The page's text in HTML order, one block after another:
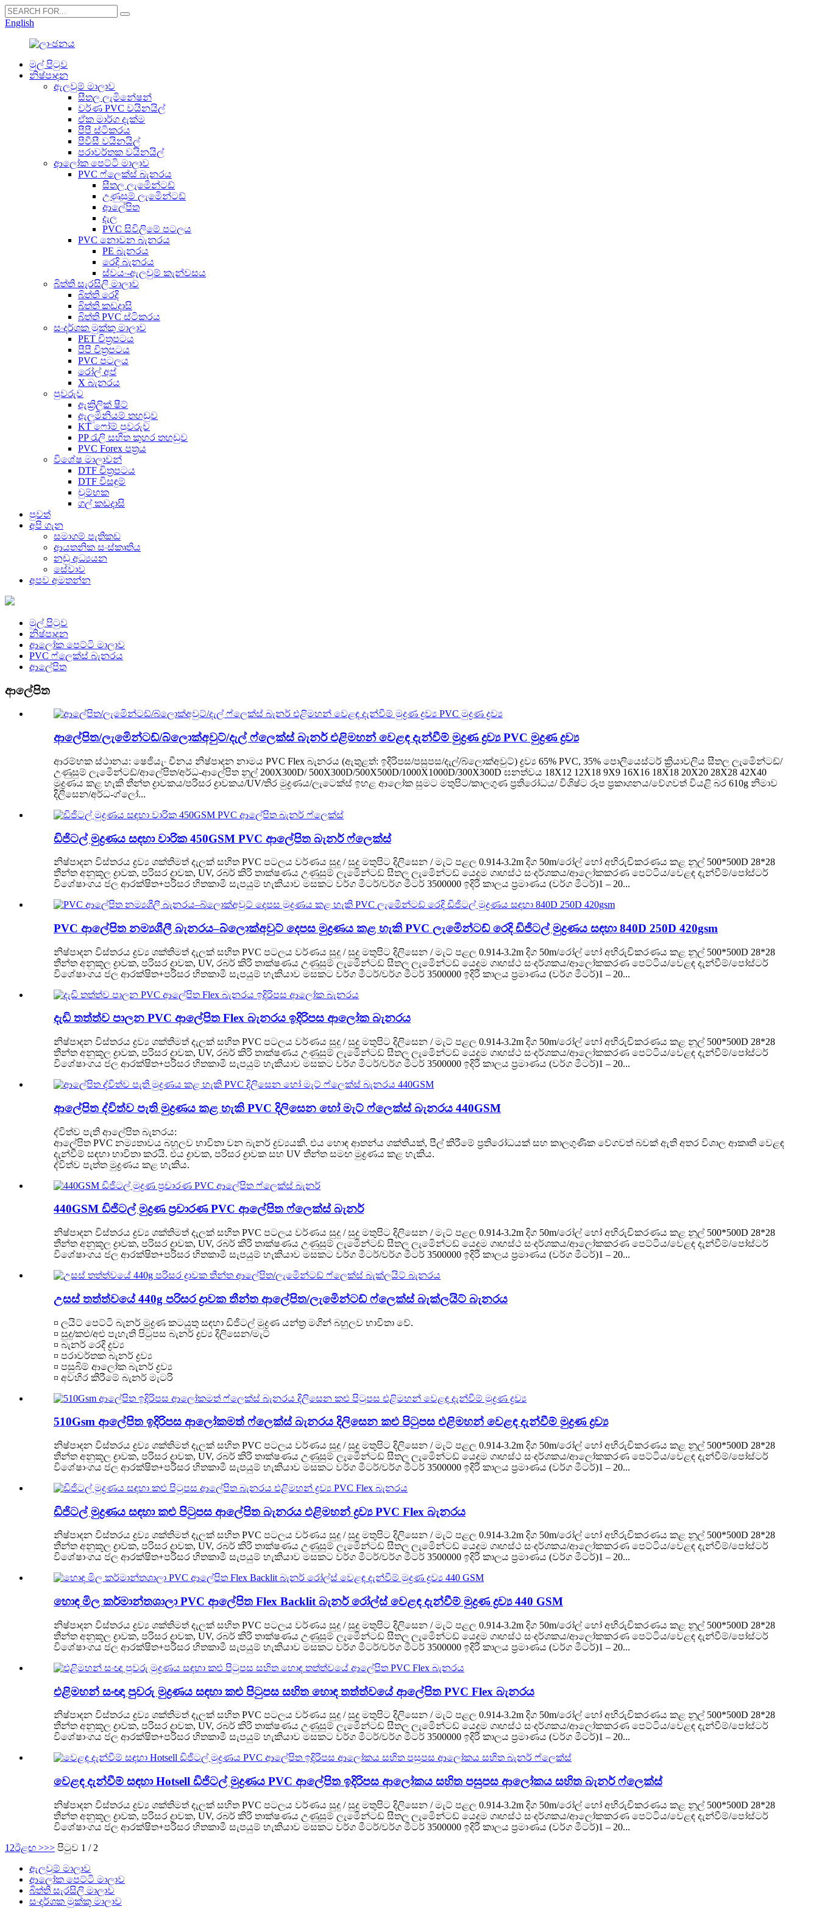
English
මුල් පිටුව
නිෂ්පාදන
ඇලවුම් මාලාව
සීතල ලැමිනේෂන්
වර්ණ PVC වයිනයිල්
ඒක මාර්ග දැක්ම
පීපී ස්ටිකරය
පීවීසී වයිනයිල්
පරාවර්තක වයිනයිල්
ආලෝක පෙට්ටි මාලාව
PVC ෆ්ලෙක්ස් බැනරය
සීතල ලැමිෙන්ටඩ්
උණුසුම් ලැමිෙන්ටඩ්
ආලේපිත
දැල
PVC සිවිලිමේ පටලය
PVC නොවන බැනරය
PE බැනරය
රෙදි බැනරය
ස්වයං-ඇලවුම් කැන්වසය
බිත්ති සැරසිලි මාලාව
බිත්ති රෙදි
බිත්ති කඩදාසි
බිත්ති PVC ස්ටිකරය
සංදර්ශක මුක්කු මාලාව
PET චිත්‍රපටය
පීපී චිත්‍රපටය
PVC පටලය
රෝල් අප්
X බැනරය
පුවරුව
ඇක්‍රිලික් ෂීට්
ඇලුමිනියම් තහඩුව
KT ෆෝම් පුවරුව
PP රැලි සහිත කුහර තහඩුව
PVC Forex පත්‍රය
විශේෂ මාලාවන්
DTF චිත්‍රපටය
DTF විසඳුම්
චුම්භක
ගල් කඩදාසි
පුවත්
අපි ගැන
සමාගම් පැතිකඩ
ආයතනික සංස්කෘතිය
නඩු අධ්‍යයන
සේවාව
අපව අමතන්න
මුල් පිටුව
නිෂ්පාදන
ආලෝක පෙට්ටි මාලාව
PVC ෆ්ලෙක්ස් බැනරය
ආලේපිත
ආලේපිත
ආලේපිත/ලැමිෙන්ටඩ්/බ්ලොක්අවුට්/දැල් ෆ්ලෙක්ස් බැනර් එළිමහන් වෙළඳ දැන්වීම් මුද්‍රණ ද්‍රව්‍ය PVC මුද්‍රණ ද්‍රව්‍ය
ආරම්භක ස්ථානය: ෂෙජියැං චීනය නිෂ්පාදන නාමය PVC Flex බැනරය (ඇතුළත්: ඉදිරිපස/පසුපස/දැල්/බ්ලොක්අවුට්) ද්‍රව්‍ය 65% PVC, 35% පොලියෙස්ටර් ක්‍රියාවලිය සීතල ලැමිෙන්ටඩ්/
උණුසුම් ලැමිෙන්ටඩ්/ආලේපිත/අර්ධ-ආලේපිත නූල් 200X300D/ 500X300D/500X500D/1000X1000D/300X300D ඝනත්වය 18X12 12X18 9X9 16X16 18X18 20X20 28X28 42X40
මුද්‍රණය කළ හැකි තීන්ත ද්‍රාවකය/පරිසර ද්‍රාවකය/UV/තිර මුද්‍රණය/ලැටෙක්ස් ඉහළ ආලෝක සුමට මතුපිට/කාලගුණ ප්‍රතිරෝධය/ විශිෂ්ට රූප ප්‍රකාශනය/වේගවත් වියළි බර 610g නිමාව
දිලිසෙන/අර්ධ-ග්ලෝ...
ඩිජිටල් මුද්‍රණය සඳහා වාරික 450GSM PVC ආලේපිත බැනර් ෆ්ලෙක්ස්
නිෂ්පාදන විස්තරය ද්‍රව්‍ය ශක්තිමත් දැලක් සහිත PVC පටලය වර්ණය සුදු / සුදු මතුපිට දිලිසෙන / මැට් පළල 0.914-3.2m දිග ​​50m/රෝල් හෝ අභිරුචිකරණය කළ නූල් 500*500D 28*28
තීන්ත අනුකූල ද්‍රාවක, පරිසර ද්‍රාවක, UV, රබර් කිරි තාක්ෂණය උණුසුම් ලැමිෙන්ටඩ් සීතල ලැමිෙන්ටඩ් යෙදුම ගෘහස්ථ සංදර්ශකය/ආලෝකකරණ පෙට්ටිය/වෙළඳ දැන්වීම්/පෝස්ටර්
විශේෂාංගය ජල ආරක්ෂිත+පරිසර හිතකාමී සැපයුම් හැකියාව මසකට වර්ග මීටර්/වර්ග මීටර් 3500000 ඉදිරි කාලය ප්‍රමාණය (වර්ග මීටර්)1 – 20...
PVC ආලේපිත නම්‍යශීලී බැනරය–බ්ලොක්අවුට් දෙපස මුද්‍රණය කළ හැකි PVC ලැමිෙන්ටඩ් රෙදි ඩිජිටල් මුද්‍රණය සඳහා 840D 250D 420gsm
නිෂ්පාදන විස්තරය ද්‍රව්‍ය ශක්තිමත් දැලක් සහිත PVC පටලය වර්ණය සුදු / සුදු මතුපිට දිලිසෙන / මැට් පළල 0.914-3.2m දිග ​​50m/රෝල් හෝ අභිරුචිකරණය කළ නූල් 500*500D 28*28
තීන්ත අනුකූල ද්‍රාවක, පරිසර ද්‍රාවක, UV, රබර් කිරි තාක්ෂණය උණුසුම් ලැමිෙන්ටඩ් සීතල ලැමිෙන්ටඩ් යෙදුම ගෘහස්ථ සංදර්ශකය/ආලෝකකරණ පෙට්ටිය/වෙළඳ දැන්වීම්/පෝස්ටර්
විශේෂාංගය ජල ආරක්ෂිත+පරිසර හිතකාමී සැපයුම් හැකියාව මසකට වර්ග මීටර්/වර්ග මීටර් 3500000 ඉදිරි කාලය ප්‍රමාණය (වර්ග මීටර්)1 – 20...
දැඩි තත්ත්ව පාලන PVC ආලේපිත Flex බැනරය ඉදිරිපස ආලෝක බැනරය
නිෂ්පාදන විස්තරය ද්‍රව්‍ය ශක්තිමත් දැලක් සහිත PVC පටලය වර්ණය සුදු / සුදු මතුපිට දිලිසෙන / මැට් පළල 0.914-3.2m දිග ​​50m/රෝල් හෝ අභිරුචිකරණය කළ නූල් 500*500D 28*28
තීන්ත අනුකූල ද්‍රාවක, පරිසර ද්‍රාවක, UV, රබර් කිරි තාක්ෂණය උණුසුම් ලැමිෙන්ටඩ් සීතල ලැමිෙන්ටඩ් යෙදුම ගෘහස්ථ සංදර්ශකය/ආලෝකකරණ පෙට්ටිය/වෙළඳ දැන්වීම්/පෝස්ටර්
විශේෂාංගය ජල ආරක්ෂිත+පරිසර හිතකාමී සැපයුම් හැකියාව මසකට වර්ග මීටර්/වර්ග මීටර් 3500000 ඉදිරි කාලය ප්‍රමාණය (වර්ග මීටර්)1 – 20...
ආලේපිත ද්විත්ව පැති මුද්‍රණය කළ හැකි PVC දිලිසෙන හෝ මැට් ෆ්ලෙක්ස් බැනරය 440GSM
ද්විත්ව පැති ආලේපිත බැනරය:
ආලේපිත PVC නම්‍යතාවය බහුලව භාවිතා වන බැනර් ද්‍රව්‍යයකි. එය හොඳ ආතන්ය ශක්තියක්, පීල් කිරීමේ ප්‍රතිරෝධයක් සහ කාලගුණික වේගවත් බවක් ඇති අතර විශාල ආකෘති වෙළඳ
දැන්වීම් සඳහා භාවිතා කරයි. එය ද්‍රාවක, පරිසර ද්‍රාවක සහ UV තීන්ත සමඟ මුද්‍රණය කළ හැකිය.
ද්විත්ව පැත්ත මුද්‍රණය කළ හැකිය.
440GSM ඩිජිටල් මුද්‍රණ ප්‍රචාරණ PVC ආලේපිත ෆ්ලෙක්ස් බැනර්
නිෂ්පාදන විස්තරය ද්‍රව්‍ය ශක්තිමත් දැලක් සහිත PVC පටලය වර්ණය සුදු / සුදු මතුපිට දිලිසෙන / මැට් පළල 0.914-3.2m දිග ​​50m/රෝල් හෝ අභිරුචිකරණය කළ නූල් 500*500D 28*28
තීන්ත අනුකූල ද්‍රාවක, පරිසර ද්‍රාවක, UV, රබර් කිරි තාක්ෂණය උණුසුම් ලැමිෙන්ටඩ් සීතල ලැමිෙන්ටඩ් යෙදුම ගෘහස්ථ සංදර්ශකය/ආලෝකකරණ පෙට්ටිය/වෙළඳ දැන්වීම්/පෝස්ටර්
විශේෂාංගය ජල ආරක්ෂිත+පරිසර හිතකාමී සැපයුම් හැකියාව මසකට වර්ග මීටර්/වර්ග මීටර් 3500000 ඉදිරි කාලය ප්‍රමාණය (වර්ග මීටර්)1 – 20...
උසස් තත්ත්වයේ 440g පරිසර ද්‍රාවක තීන්ත ආලේපිත/ලැමිෙන්ටඩ් ෆ්ලෙක්ස් බැක්ලයිට් බැනරය
¤ ලයිට් පෙට්ටි බැනර් මුද්‍රණ කටයුතු සඳහා ඩිජිටල් මුද්‍රණ යන්ත්‍ර මගින් බහුලව භාවිතා වේ.
¤ සුදු/කළු/අළු පැහැති පිටුපස බැනර් ද්‍රව්‍ය දිලිසෙන/මැට්
¤ බැනර් රෙදි ද්‍රව්‍ය
¤ පරාවර්තක බැනර් ද්‍රව්‍ය
¤ පසුබිම් ආලෝක බැනර් ද්‍රව්‍ය
¤ අවහිර කිරීමේ බැනර් මැටරි
510Gsm ආලේපිත ඉදිරිපස ආලෝකමත් ෆ්ලෙක්ස් බැනරය දිලිසෙන කළු පිටුපස එළිමහන් වෙළඳ දැන්වීම් මුද්‍රණ ද්‍රව්‍ය
නිෂ්පාදන විස්තරය ද්‍රව්‍ය ශක්තිමත් දැලක් සහිත PVC පටලය වර්ණය සුදු / සුදු මතුපිට දිලිසෙන / මැට් පළල 0.914-3.2m දිග ​​50m/රෝල් හෝ අභිරුචිකරණය කළ නූල් 500*500D 28*28
තීන්ත අනුකූල ද්‍රාවක, පරිසර ද්‍රාවක, UV, රබර් කිරි තාක්ෂණය උණුසුම් ලැමිෙන්ටඩ් සීතල ලැමිෙන්ටඩ් යෙදුම ගෘහස්ථ සංදර්ශකය/ආලෝකකරණ පෙට්ටිය/වෙළඳ දැන්වීම්/පෝස්ටර්
විශේෂාංගය ජල ආරක්ෂිත+පරිසර හිතකාමී සැපයුම් හැකියාව මසකට වර්ග මීටර්/වර්ග මීටර් 3500000 ඉදිරි කාලය ප්‍රමාණය (වර්ග මීටර්)1 – 20...
ඩිජිටල් මුද්‍රණය සඳහා කළු පිටුපස ආලේපිත බැනරය එළිමහන් ද්‍රව්‍ය PVC Flex බැනරය
නිෂ්පාදන විස්තරය ද්‍රව්‍ය ශක්තිමත් දැලක් සහිත PVC පටලය වර්ණය සුදු / සුදු මතුපිට දිලිසෙන / මැට් පළල 0.914-3.2m දිග ​​50m/රෝල් හෝ අභිරුචිකරණය කළ නූල් 500*500D 28*28
තීන්ත අනුකූල ද්‍රාවක, පරිසර ද්‍රාවක, UV, රබර් කිරි තාක්ෂණය උණුසුම් ලැමිෙන්ටඩ් සීතල ලැමිෙන්ටඩ් යෙදුම ගෘහස්ථ සංදර්ශකය/ආලෝකකරණ පෙට්ටිය/වෙළඳ දැන්වීම්/පෝස්ටර්
විශේෂාංගය ජල ආරක්ෂිත+පරිසර හිතකාමී සැපයුම් හැකියාව මසකට වර්ග මීටර්/වර්ග මීටර් 3500000 ඉදිරි කාලය ප්‍රමාණය (වර්ග මීටර්)1 – 20...
හොඳ මිල කර්මාන්තශාලා PVC ආලේපිත Flex Backlit බැනර් රෝල්ස් වෙළඳ දැන්වීම් මුද්‍රණ ද්‍රව්‍ය 440 GSM
නිෂ්පාදන විස්තරය ද්‍රව්‍ය ශක්තිමත් දැලක් සහිත PVC පටලය වර්ණය සුදු / සුදු මතුපිට දිලිසෙන / මැට් පළල 0.914-3.2m දිග ​​50m/රෝල් හෝ අභිරුචිකරණය කළ නූල් 500*500D 28*28
තීන්ත අනුකූල ද්‍රාවක, පරිසර ද්‍රාවක, UV, රබර් කිරි තාක්ෂණය උණුසුම් ලැමිෙන්ටඩ් සීතල ලැමිෙන්ටඩ් යෙදුම ගෘහස්ථ සංදර්ශකය/ආලෝකකරණ පෙට්ටිය/වෙළඳ දැන්වීම්/පෝස්ටර්
විශේෂාංගය ජල ආරක්ෂිත+පරිසර හිතකාමී සැපයුම් හැකියාව මසකට වර්ග මීටර්/වර්ග මීටර් 3500000 ඉදිරි කාලය ප්‍රමාණය (වර්ග මීටර්)1 – 20...
එළිමහන් සංඥා පුවරු මුද්‍රණය සඳහා කළු පිටුපස සහිත හොඳ තත්ත්වයේ ආලේපිත PVC Flex බැනරය
නිෂ්පාදන විස්තරය ද්‍රව්‍ය ශක්තිමත් දැලක් සහිත PVC පටලය වර්ණය සුදු / සුදු මතුපිට දිලිසෙන / මැට් පළල 0.914-3.2m දිග ​​50m/රෝල් හෝ අභිරුචිකරණය කළ නූල් 500*500D 28*28
තීන්ත අනුකූල ද්‍රාවක, පරිසර ද්‍රාවක, UV, රබර් කිරි තාක්ෂණය උණුසුම් ලැමිෙන්ටඩ් සීතල ලැමිෙන්ටඩ් යෙදුම ගෘහස්ථ සංදර්ශකය/ආලෝකකරණ පෙට්ටිය/වෙළඳ දැන්වීම්/පෝස්ටර්
විශේෂාංගය ජල ආරක්ෂිත+පරිසර හිතකාමී සැපයුම් හැකියාව මසකට වර්ග මීටර්/වර්ග මීටර් 3500000 ඉදිරි කාලය ප්‍රමාණය (වර්ග මීටර්)1 – 20...
වෙළඳ දැන්වීම් සඳහා Hotsell ඩිජිටල් මුද්‍රණය PVC ආලේපිත ඉදිරිපස ආලෝකය සහිත පසුපස ආලෝකය සහිත බැනර් ෆ්ලෙක්ස්
නිෂ්පාදන විස්තරය ද්‍රව්‍ය ශක්තිමත් දැලක් සහිත PVC පටලය වර්ණය සුදු / සුදු මතුපිට දිලිසෙන / මැට් පළල 0.914-3.2m දිග ​​50m/රෝල් හෝ අභිරුචිකරණය කළ නූල් 500*500D 28*28
තීන්ත අනුකූල ද්‍රාවක, පරිසර ද්‍රාවක, UV, රබර් කිරි තාක්ෂණය උණුසුම් ලැමිෙන්ටඩ් සීතල ලැමිෙන්ටඩ් යෙදුම ගෘහස්ථ සංදර්ශකය/ආලෝකකරණ පෙට්ටිය/වෙළඳ දැන්වීම්/පෝස්ටර්
විශේෂාංගය ජල ආරක්ෂිත+පරිසර හිතකාමී සැපයුම් හැකියාව මසකට වර්ග මීටර්/වර්ග මීටර් 3500000 ඉදිරි කාලය ප්‍රමාණය (වර්ග මීටර්)1 – 20...
1 2ඊළඟ >>> පිටුව 1 / 2
ඇලවුම් මාලාව
ආලෝක පෙට්ටි මාලාව
බිත්ති සැරසිලි මාලාව
සංදර්ශක මුක්කු මාලාව